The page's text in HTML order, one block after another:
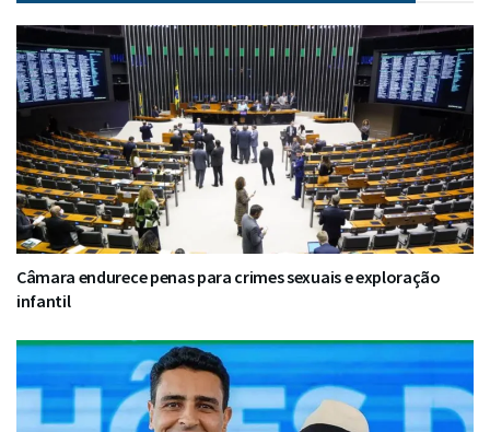
Câmara endurece penas para crimes sexuais e exploração
infantil